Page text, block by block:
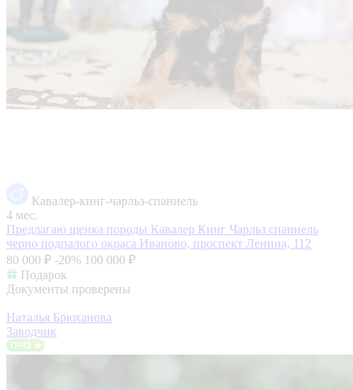
Кавалер-кинг-чарльз-спаниель
4 мес.
Предлагаю щенка породы Кавалер Кинг Чарльз спаниель
черно подпалого окраса Иваново, проспект Ленина, 112
80 000 ₽ -20% 100 000 ₽
Подарок
Документы проверены
Наталья Брюханова
Заводчик